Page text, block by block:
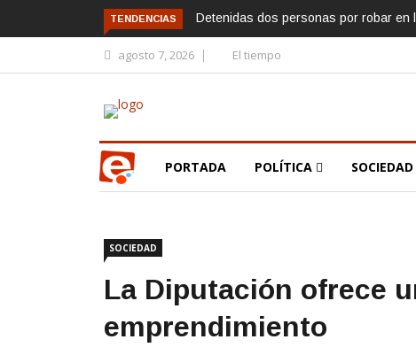
TENDENCIAS Detenidas dos personas por robar en
agosto 7, 2026 El tiempo
PORTADA POLÍTICA SOCIEDAD
SOCIEDAD
La Diputación ofrece
emprendimiento